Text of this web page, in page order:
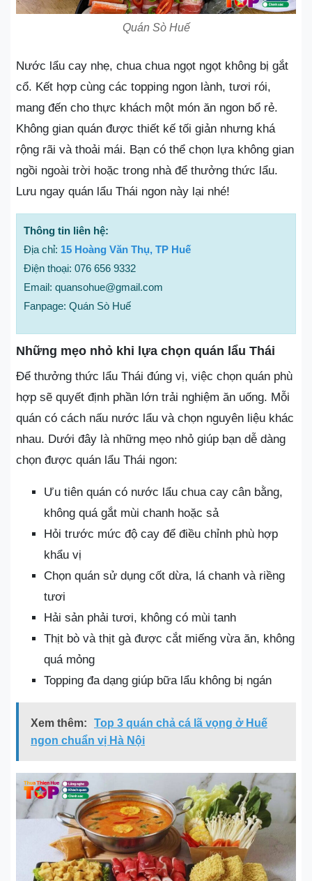
Quán Sò Huế
Nước lẩu cay nhẹ, chua chua ngọt ngọt không bị gắt
cổ. Kết hợp cùng các topping ngon lành, tươi rói,
mang đến cho thực khách một món ăn ngon bổ rẻ.
Không gian quán được thiết kế tối giản nhưng khá
rộng rãi và thoải mái. Bạn có thể chọn lựa không gian
ngồi ngoài trời hoặc trong nhà để thưởng thức lẩu.
Lưu ngay quán lẩu Thái ngon này lại nhé!
Thông tin liên hệ:
Địa chỉ: 15 Hoàng Văn Thụ, TP Huế
Điện thoại: 076 656 9332
Email: quansohue@gmail.com
Fanpage: Quán Sò Huế
Những mẹo nhỏ khi lựa chọn quán lẩu Thái
Để thưởng thức lẩu Thái đúng vị, việc chọn quán phù
hợp sẽ quyết định phần lớn trải nghiệm ăn uống. Mỗi
quán có cách nấu nước lẩu và chọn nguyên liệu khác
nhau. Dưới đây là những mẹo nhỏ giúp bạn dễ dàng
chọn được quán lẩu Thái ngon:
Ưu tiên quán có nước lẩu chua cay cân bằng,
không quá gắt mùi chanh hoặc sả
Hỏi trước mức độ cay để điều chỉnh phù hợp
khẩu vị
Chọn quán sử dụng cốt dừa, lá chanh và riềng
tươi
Hải sản phải tươi, không có mùi tanh
Thịt bò và thịt gà được cắt miếng vừa ăn, không
quá mỏng
Topping đa dạng giúp bữa lẩu không bị ngán
Xem thêm:
Top 3 quán chả cá lã vọng ở Huế
ngon chuẩn vị Hà Nội